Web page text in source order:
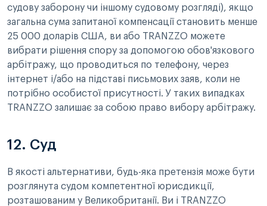
судову заборону чи іншому судовому розгляді), якщо
загальна сума запитаної компенсації становить менше
25 000 доларів США, ви або TRANZZO можете
вибрати рішення спору за допомогою обов'язкового
арбітражу, що проводиться по телефону, через
інтернет і/або на підставі письмових заяв, коли не
потрібно особистої присутності. У таких випадках
TRANZZO залишає за собою право вибору арбітражу.
12. Суд
В якості альтернативи, будь-яка претензія може бути
розглянута судом компетентної юрисдикції,
розташованим у Великобританії. Ви і TRANZZO